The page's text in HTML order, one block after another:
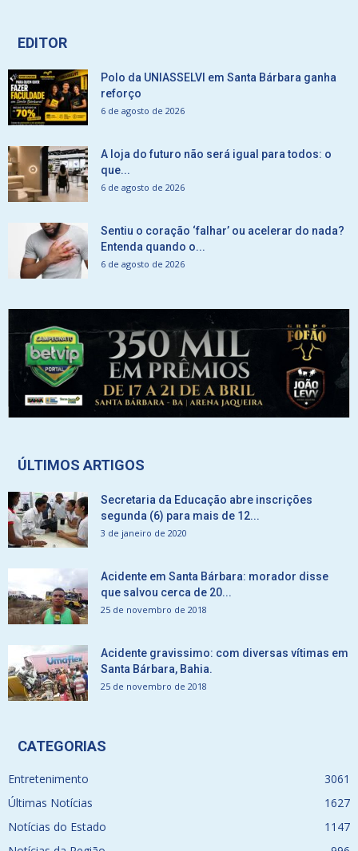
EDITOR
Polo da UNIASSELVI em Santa Bárbara ganha
reforço
6 de agosto de 2026
A loja do futuro não será igual para todos: o
que...
6 de agosto de 2026
Sentiu o coração ‘falhar’ ou acelerar do nada?
Entenda quando o...
6 de agosto de 2026
ÚLTIMOS ARTIGOS
Secretaria da Educação abre inscrições
segunda (6) para mais de 12...
3 de janeiro de 2020
Acidente em Santa Bárbara: morador disse
que salvou cerca de 20...
25 de novembro de 2018
Acidente gravissimo: com diversas vítimas em
Santa Bárbara, Bahia.
25 de novembro de 2018
CATEGORIAS
Entretenimento
3061
Últimas Notícias
1627
Notícias do Estado
1147